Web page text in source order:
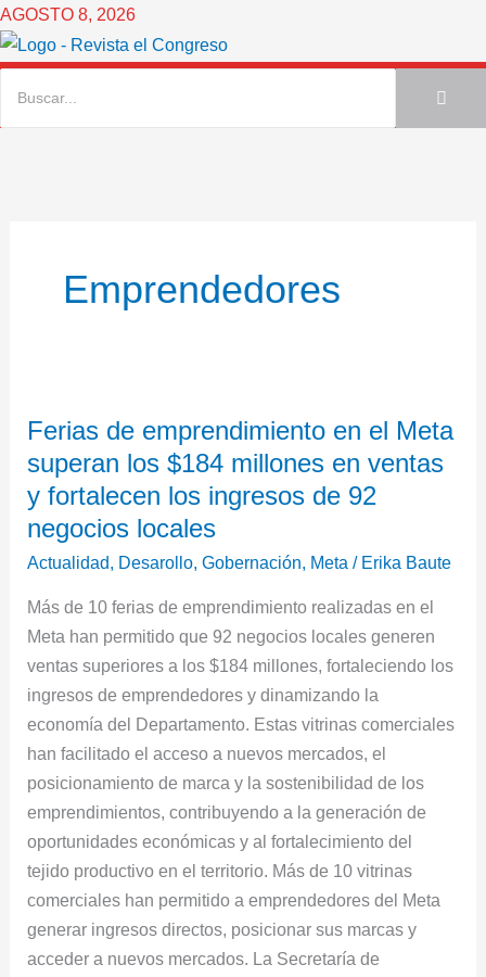
Ir
al
contenido
AGOSTO 8, 2026
Emprendedores
Ferias de emprendimiento en el Meta
superan los $184 millones en ventas
y fortalecen los ingresos de 92
negocios locales
Actualidad, Desarollo,Gobernación, Meta / Erika Baute
Más de 10 ferias de emprendimiento realizadas en el
Meta han permitido que 92 negocios locales generen
ventas superiores a los $184 millones, fortaleciendo los
ingresos de emprendedores y dinamizando la
economía del Departamento. Estas vitrinas comerciales
han facilitado el acceso a nuevos mercados, el
posicionamiento de marca y la sostenibilidad de los
emprendimientos, contribuyendo a la generación de
oportunidades económicas y al fortalecimiento del
tejido productivo en el territorio. Más de 10 vitrinas
comerciales han permitido a emprendedores del Meta
generar ingresos directos, posicionar sus marcas y
acceder a nuevos mercados. La Secretaría de
de
emprendimiento
en
el
Meta
los
$184
millones
en
ventas
y
fortalecen
los
ingresos
de
92
negocios
locales